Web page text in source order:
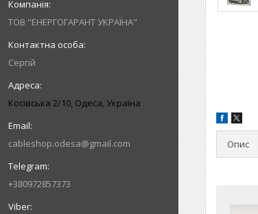
ТОВ "ЕНЕРГОГАРАНТ УКРАЇНА"
Сергій
Косівська 2/10, Одеса, Україна
cableshop.odesa@gmail.com
+380972857373
Опис